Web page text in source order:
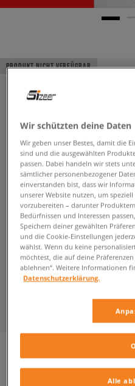
PRODUKT NICHT VERFÜGBAR
ADIDAS FORUM BOLD W
Wir schützten deine Daten
Wir geben unser Bestes, damit die
sind und die ausgewählten
passen. Dabei handeln wir stets
sämtlicher personenbezogener
einverstanden bist, dass wir
unserer Website nutzen, um
vorzubereiten – darunter
Bedürfnissen und Interessen
Speichern deiner gewählten
und die Cookie-Einstellungen
wählst. Wenn du keine
möchtest, die auf deine
ablehnen“. Weitere Informationen
Datenschutzerklärung.
Alle